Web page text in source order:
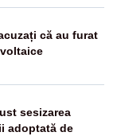
că au furat
sesizarea
adoptată de